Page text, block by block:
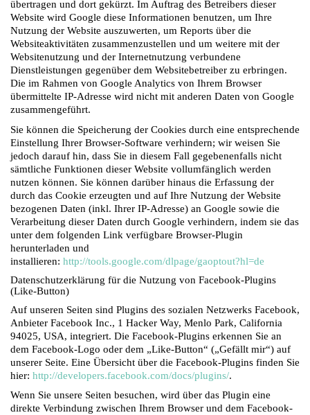
übertragen und dort gekürzt. Im Auftrag des Betreibers dieser
Website wird Google diese Informationen benutzen, um Ihre
Nutzung der Website auszuwerten, um Reports über die
Websiteaktivitäten zusammenzustellen und um weitere mit der
Websitenutzung und der Internetnutzung verbundene
Dienstleistungen gegenüber dem Websitebetreiber zu erbringen.
Die im Rahmen von Google Analytics von Ihrem Browser
übermittelte IP-Adresse wird nicht mit anderen Daten von Google
zusammengeführt.
Sie können die Speicherung der Cookies durch eine entsprechende
Einstellung Ihrer Browser-Software verhindern; wir weisen Sie
jedoch darauf hin, dass Sie in diesem Fall gegebenenfalls nicht
sämtliche Funktionen dieser Website vollumfänglich werden
nutzen können. Sie können darüber hinaus die Erfassung der
durch das Cookie erzeugten und auf Ihre Nutzung der Website
bezogenen Daten (inkl. Ihrer IP-Adresse) an Google sowie die
Verarbeitung dieser Daten durch Google verhindern, indem sie das
unter dem folgenden Link verfügbare Browser-Plugin
herunterladen und
installieren: http://tools.google.com/dlpage/gaoptout?hl=de
Datenschutzerklärung für die Nutzung von Facebook-Plugins
(Like-Button)
Auf unseren Seiten sind Plugins des sozialen Netzwerks Facebook,
Anbieter Facebook Inc., 1 Hacker Way, Menlo Park, California
94025, USA, integriert. Die Facebook-Plugins erkennen Sie an
dem Facebook-Logo oder dem „Like-Button“ („Gefällt mir“) auf
unserer Seite. Eine Übersicht über die Facebook-Plugins finden Sie
hier: http://developers.facebook.com/docs/plugins/.
Wenn Sie unsere Seiten besuchen, wird über das Plugin eine
direkte Verbindung zwischen Ihrem Browser und dem Facebook-